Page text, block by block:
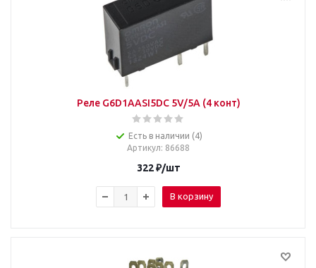
Реле G6D1AASI5DC 5V/5A (4 конт)
Есть в наличии (4)
Артикул: 86688
322₽/шт
В корзину